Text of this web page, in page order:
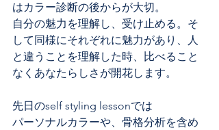
はカラー診断の後からが大切。
自分の魅力を理解し、受け止める。そ
して同様にそれぞれに魅力があり、人
と違うことを理解した時、比べること
なくあなたらしさが開花します。
先日のself styling lessonでは
パーソナルカラーや、骨格分析を含め